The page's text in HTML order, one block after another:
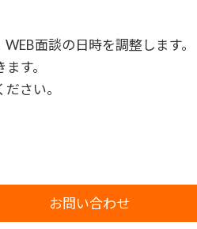
面談の日時を調整します。
す。
さい。
お問い合わせ